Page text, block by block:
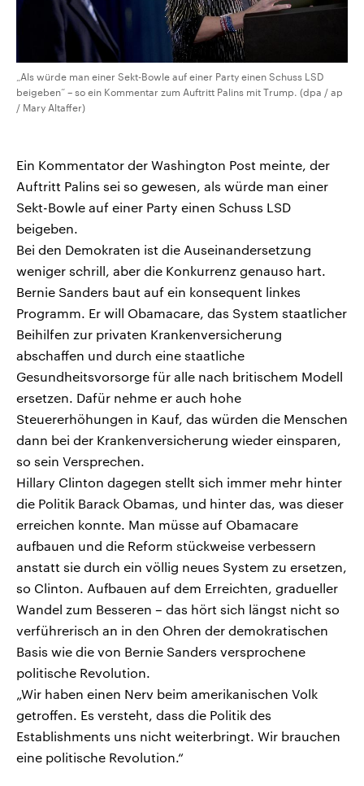
„Als würde man einer Sekt-Bowle auf einer Party einen Schuss LSD
beigeben“ – so ein Kommentar zum Auftritt Palins mit Trump. (dpa / ap
/ Mary Altaffer)
Ein Kommentator der Washington Post meinte, der
Auftritt Palins sei so gewesen, als würde man einer
Sekt-Bowle auf einer Party einen Schuss LSD
beigeben.
Bei den Demokraten ist die Auseinandersetzung
weniger schrill, aber die Konkurrenz genauso hart.
Bernie Sanders baut auf ein konsequent linkes
Programm. Er will Obamacare, das System staatlicher
Beihilfen zur privaten Krankenversicherung
abschaffen und durch eine staatliche
Gesundheitsvorsorge für alle nach britischem Modell
ersetzen. Dafür nehme er auch hohe
Steuererhöhungen in Kauf, das würden die Menschen
dann bei der Krankenversicherung wieder einsparen,
so sein Versprechen.
Hillary Clinton dagegen stellt sich immer mehr hinter
die Politik Barack Obamas, und hinter das, was dieser
erreichen konnte. Man müsse auf Obamacare
aufbauen und die Reform stückweise verbessern
anstatt sie durch ein völlig neues System zu ersetzen,
so Clinton. Aufbauen auf dem Erreichten, gradueller
Wandel zum Besseren – das hört sich längst nicht so
verführerisch an in den Ohren der demokratischen
Basis wie die von Bernie Sanders versprochene
politische Revolution.
„Wir haben einen Nerv beim amerikanischen Volk
getroffen. Es versteht, dass die Politik des
Establishments uns nicht weiterbringt. Wir brauchen
eine politische Revolution.“